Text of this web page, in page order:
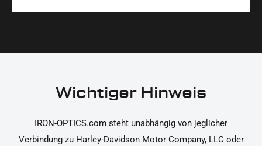
korrekt an deinem Motorrad zu installieren.
Ja, du kannst die Teile innerhalb von 14 Tagen
Rücksendung findest du in unseren
Wichtiger Hinweis
IRON-OPTICS.com steht unabhängig von jeglicher
Verbindung zu Harley-Davidson Motor Company, LLC oder